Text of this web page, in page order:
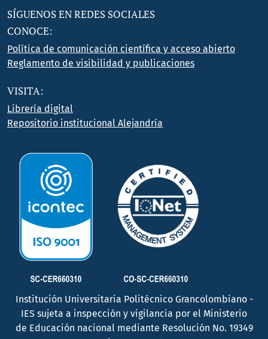
SÍGUENOS EN REDES SOCIALES
CONOCE:
Política de comunicación científica y acceso abierto
Reglamento de visibilidad y publicaciones
VISITA:
Librería digital
Repositorio institucional Alejandría
Institución Universitaria Politécnico Grancolombiano -
IES sujeta a inspección y vigilancia por el Ministerio
de Educación nacional mediante Resolución No. 19349